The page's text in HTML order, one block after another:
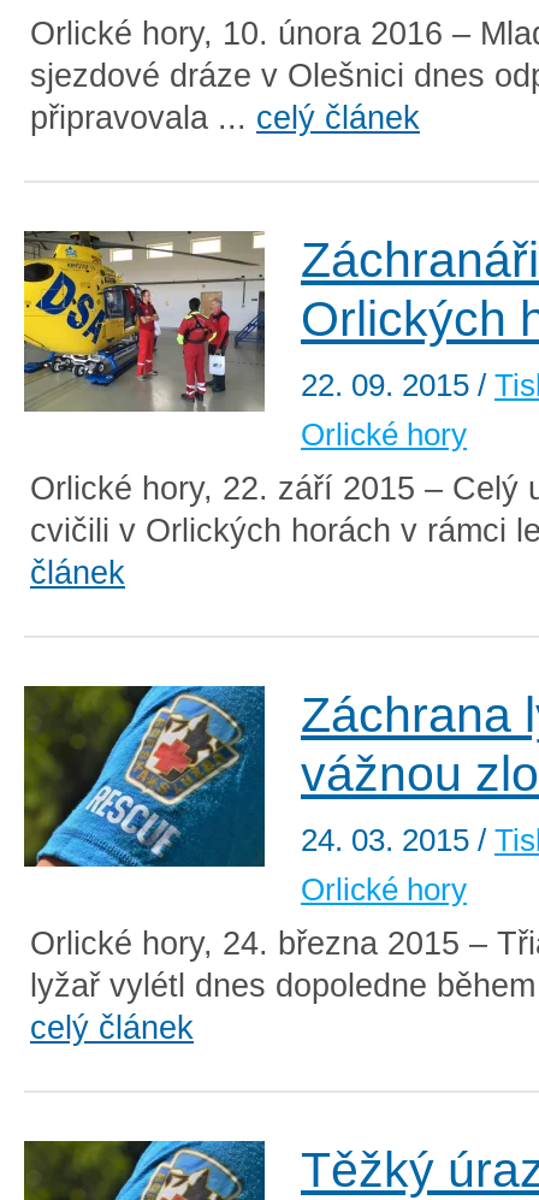
Orlické hory, 10. února 2016 –
sjezdové dráze v Olešnici dnes
připravovala ... celý článek
Orlických
22. 09. 2015 /
Orlické hory
Orlické hory, 22. září 2015 – Celý
cvičili v Orlických horách v rámci
článek
Záchrana
vážnou
24. 03. 2015 /
Orlické hory
Orlické hory, 24. března 2015 –
lyžař vylétl dnes dopoledne
celý článek
Těžký